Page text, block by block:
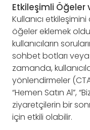
Etkileşimli Öğeler
Kullanıcı
öğeler eklemek
kullanıcıların
sohbet botları veya
zamanda,
yönlendirmeler
“Hemen Satın Al”,
ziyaretçilerin bir
için etkili olabilir.